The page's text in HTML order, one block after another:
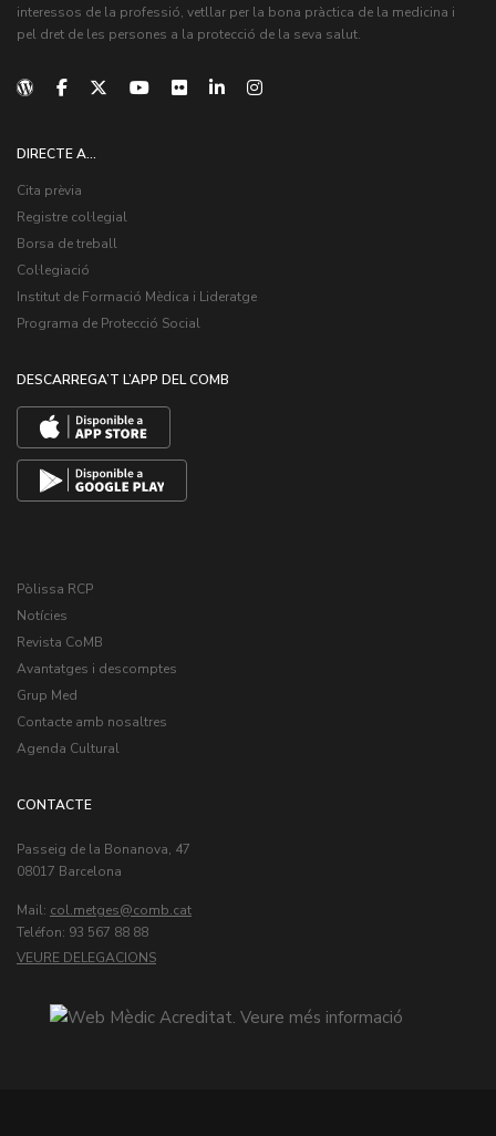
interessos de la professió, vetllar per la bona pràctica de la medicina i
pel dret de les persones a la protecció de la seva salut.
DIRECTE A...
Cita prèvia
Registre col·legial
Borsa de treball
Col·legiació
Institut de Formació Mèdica i Lideratge
Programa de Protecció Social
DESCARREGA’T L’APP DEL COMB
Pòlissa RCP
Notícies
Revista CoMB
Avantatges i descomptes
Grup Med
Contacte amb nosaltres
Agenda Cultural
CONTACTE
Passeig de la Bonanova, 47
08017 Barcelona
Mail: col.metges
Teléfon: 93 567 88 88
VEURE DELEGACIONS